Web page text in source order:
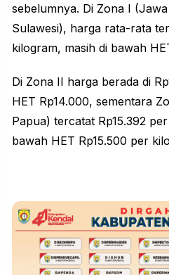
sebelumnya. Di Zona I
Sulawesi), harga rata-rata
kilogram, masih di bawah
Di Zona II harga berada di
HET Rp14.000, sementara
Papua) tercatat Rp15.392
bawah HET Rp15.500 per